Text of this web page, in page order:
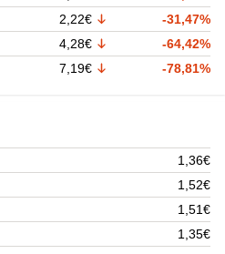
2,22€
-31,47%
4,28€
-64,42%
7,19€ -78,81%
1,36€
1,52€
1,51€
1,35€